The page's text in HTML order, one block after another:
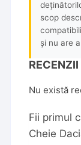
scop
și nu are
RECENZII
Nu există
Fii primul
Cheie